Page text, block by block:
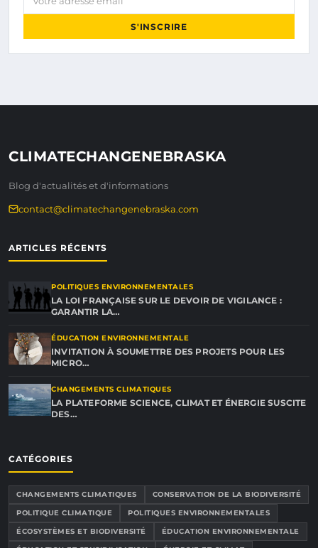
S'INSCRIRE
CLIMATECHANGENEBRASKA
Blog d'actualités et d'informations
contact@climatechangenebraska.com
ARTICLES RÉCENTS
POLITIQUES ENVIRONNEMENTALES
LA LOI FRANÇAISE SUR LE DEVOIR DE VIGILANCE :
GARANTIR LA…
ÉDUCATION ENVIRONNEMENTALE
INVITATION À SOUMETTRE DES PROJETS POUR LES
MICRO…
CHANGEMENTS CLIMATIQUES
LA PLATEFORME SCIENCE, CLIMAT ET ÉNERGIE SUSCITE
DES…
CATÉGORIES
CHANGEMENTS CLIMATIQUES
CONSERVATION DE LA BIODIVERSITÉ
POLITIQUE CLIMATIQUE
POLITIQUES ENVIRONNEMENTALES
ÉCOSYSTÈMES ET BIODIVERSITÉ
ÉDUCATION ENVIRONNEMENTALE